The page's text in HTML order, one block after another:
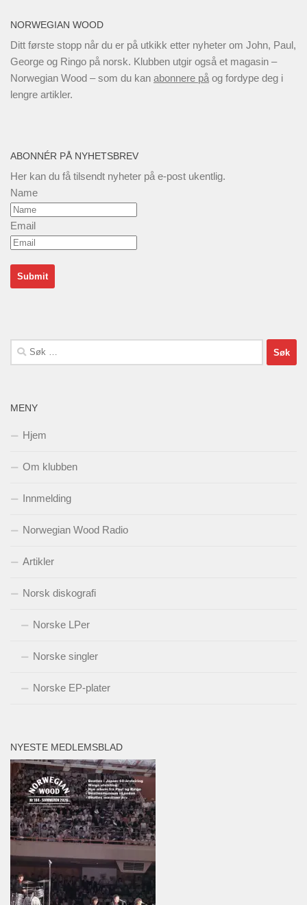
NORWEGIAN WOOD
Ditt første stopp når du er på utkikk etter nyheter om John, Paul,
George og Ringo på norsk. Klubben utgir også et magasin –
Norwegian Wood – som du kan abonnere på og fordype deg i
lengre artikler.
ABONNÉR PÅ NYHETSBREV
Her kan du få tilsendt nyheter på e-post ukentlig.
Name
Email
Søk
etter:
MENY
Hjem
Om klubben
Innmelding
Norwegian Wood Radio
Artikler
Norsk diskografi
Norske LPer
Norske singler
Norske EP-plater
NYESTE MEDLEMSBLAD